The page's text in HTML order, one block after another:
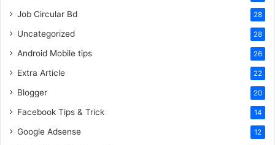
Job Circular Bd 28
Uncategorized 28
Android Mobile tips 26
Extra Article 22
Blogger 20
Facebook Tips & Trick 14
Google Adsense 12